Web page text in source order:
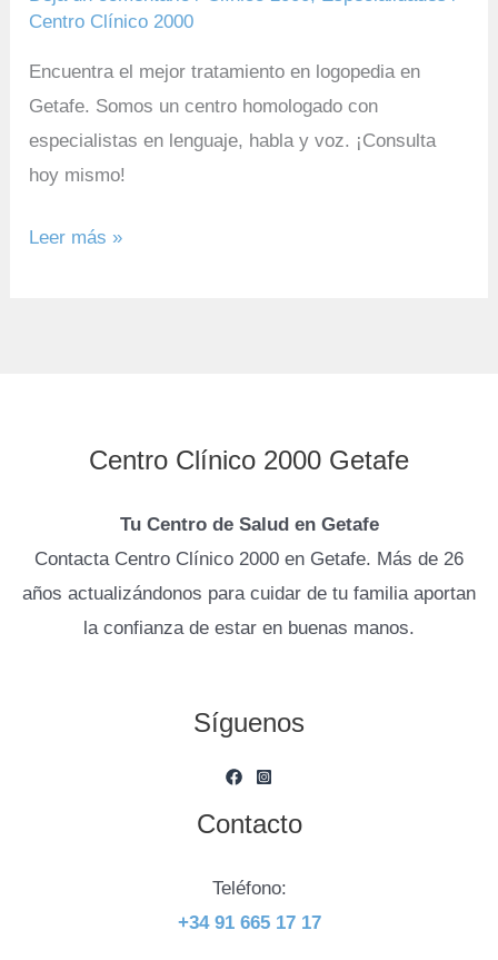
Centro Clínico 2000
Encuentra el mejor tratamiento en logopedia en
Getafe. Somos un centro homologado con
especialistas en lenguaje, habla y voz. ¡Consulta
hoy mismo!
Leer más »
Centro Clínico 2000 Getafe
Tu Centro de Salud en Getafe
Contacta Centro Clínico 2000 en Getafe. Más de 26
años actualizándonos para cuidar de tu familia aportan
la confianza de estar en buenas manos.
Síguenos
Contacto
Teléfono:
+34 91 665 17 17